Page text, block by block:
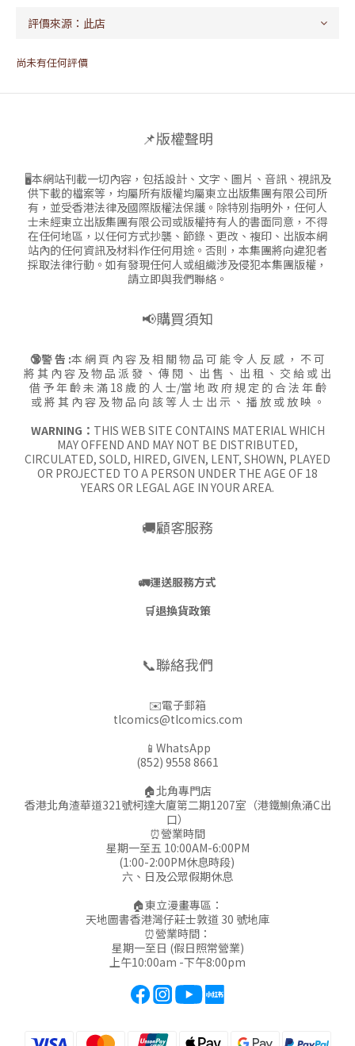
尚未有任何評價
📌版權聲明
🖥本網站刊載一切內容，包括設計、文字、圖片、音訊、視訊及
供下載的檔案等，均屬所有版權均屬東立出版集團有限公司所
有，並受香港法律及國際版權法保護。除特別指明外，任何人
士未經東立出版集團有限公司或版權持有人的書面同意，不得
在任何地區，以任何方式抄襲、節錄、更改、複印、出版本網
站內的任何資訊及材料作任何用途。否則，本集團將向違犯者
採取法律行動。如有發現任何人或組織涉及侵犯本集團版權，
請立即與我們聯絡。
📢購買須知
🔞警 告 :本 網 頁 內 容 及 相 關 物 品 可 能 令 人 反 感 ， 不 可
將 其 內 容 及 物 品 派 發 、 傳 閱 、 出 售 、 出 租 、 交 給 或 出
借 予 年 齡 未 滿 18 歲 的 人 士/當 地 政 府 規 定 的 合 法 年 齡
或 將 其 內 容 及 物 品 向 該 等 人 士 出 示 、 播 放 或 放 映 。
WARNING： THIS WEB SITE CONTAINS MATERIAL WHICH
MAY OFFEND AND MAY NOT BE DISTRIBUTED,
CIRCULATED, SOLD, HIRED, GIVEN, LENT, SHOWN, PLAYED
OR PROJECTED TO A PERSON UNDER THE AGE OF 18
YEARS OR LEGAL AGE IN YOUR AREA.
🚚顧客服務
🚛運送服務方式
🛒退換貨政策
📞聯絡我們
✉️電子郵箱
tlcomics@tlcomics.com
📱WhatsApp
(852) 9558 8661
🏠北角專門店
香港北角渣華道321號柯達大廈第二期1207室（港鐵鰂魚涌C出
口）
⏰營業時間
星期一至五 10:00AM-6:00PM
(1:00-2:00PM休息時段)
六、日及公眾假期休息
🏠東立漫畫專區：
天地圖書香港灣仔莊士敦道 30 號地庫
⏰營業時間：
星期一至日 (假日照常營業)
上午10:00am -下午8:00pm